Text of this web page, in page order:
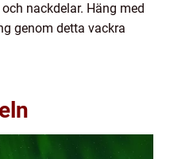
nackdelar. Häng med
genom detta vackra